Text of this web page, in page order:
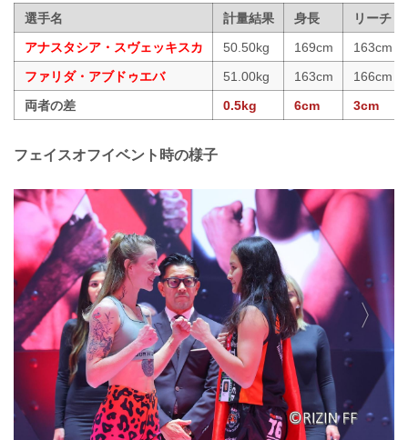
選手名 計量結果 身長
リーチ
アナスタシア・スヴェッキスカ
50.50kg 169cm
163cm
ファリダ・アブドゥエバ
51.00kg 163cm
166cm
両者の差
0.5kg 6cm 3cm
フェイスオフイベント時の様子